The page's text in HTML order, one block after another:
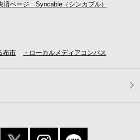
済ページ Syncable（シンカブル）
布市 ・ローカルメディア コンパス